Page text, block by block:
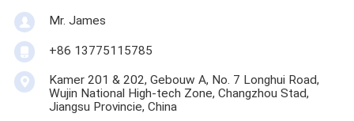
Mr. James
+86 13775115785
Kamer 201 & 202, Gebouw A, No. 7 Longhui Road,
Wujin National High-tech Zone, Changzhou Stad,
Jiangsu Provincie, China